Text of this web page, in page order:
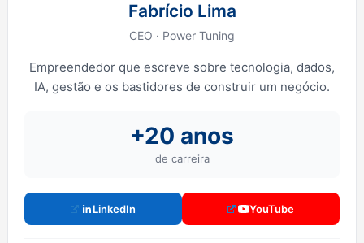
Fabrício Lima
CEO · Power Tuning
Empreendedor que escreve sobre tecnologia, dados,
IA, gestão e os bastidores de construir um negócio.
+20 anos
de carreira
LinkedIn YouTube